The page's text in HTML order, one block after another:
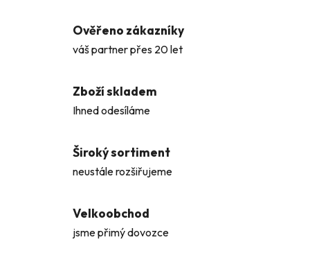
Ověřeno zákazníky
váš partner přes 20 let
Zboží skladem
Ihned odesíláme
Široký sortiment
neustále rozšiřujeme
Velkoobchod
jsme přimý dovozce